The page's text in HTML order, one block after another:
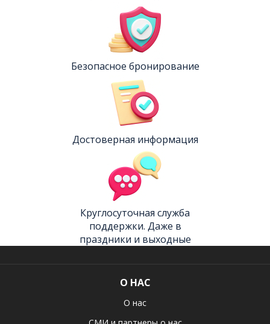
Безопасное бронирование
Достоверная информация
Круглосуточная служба
поддержки. Даже в
праздники и выходные
О НАС
О нас